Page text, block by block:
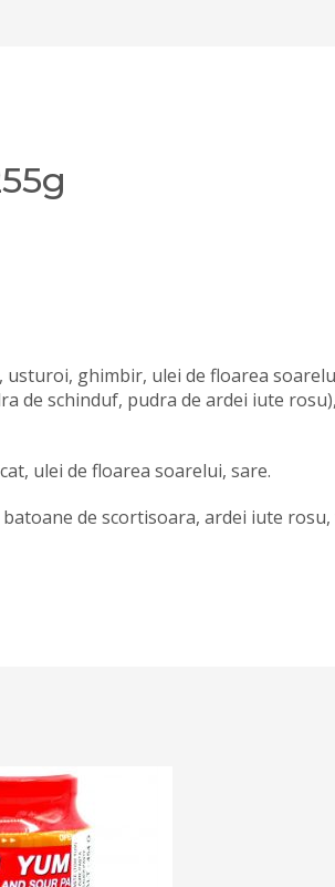
usturoi, ghimbir, ulei de floarea
de schinduf, pudra de ardei iute
ulei de floarea soarelui, sare.
de scortisoara, ardei iute